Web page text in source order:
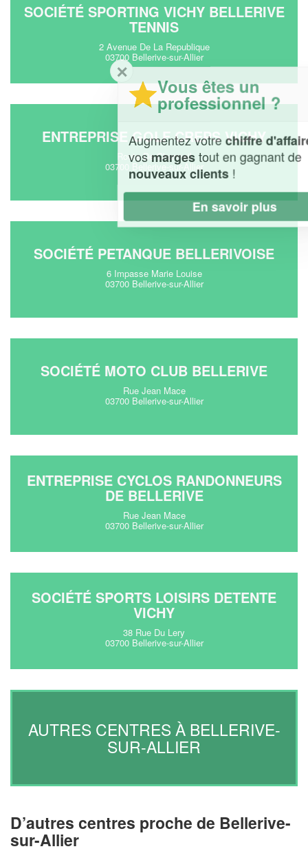
SOCIÉTÉ SPORTING VICHY BELLERIVE
TENNIS
2 Avenue De La Republique
03700 Bellerive-sur-Allier
ENTREPRISE GOLF CREPS VICHY
Route De Charmeil
03700 Bellerive-sur-Allier
SOCIÉTÉ PETANQUE BELLERIVOISE
6 Impasse Marie Louise
03700 Bellerive-sur-Allier
SOCIÉTÉ MOTO CLUB BELLERIVE
Rue Jean Mace
03700 Bellerive-sur-Allier
ENTREPRISE CYCLOS RANDONNEURS
DE BELLERIVE
Rue Jean Mace
03700 Bellerive-sur-Allier
SOCIÉTÉ SPORTS LOISIRS DETENTE
VICHY
38 Rue Du Lery
03700 Bellerive-sur-Allier
AUTRES CENTRES À BELLERIVE-
SUR-ALLIER
D’autres centres proche de Bellerive-
sur-Allier
Vous êtes un
professionnel ?
Augmentez votrechiffre d'affaireset
margestout en gagnant de
nouveaux clients!
En savoir plus